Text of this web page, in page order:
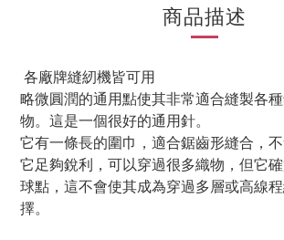
商品描述
各廠牌縫紉機皆可用
略微圓潤的通用點使其非常適合縫製各
物。這是一個很好的通用針。
它有一條長的圍巾，適合鋸齒形縫合，不
它足夠銳利，可以穿過很多織物，但它
球點，這不會使其成為穿過多層或高線
擇。